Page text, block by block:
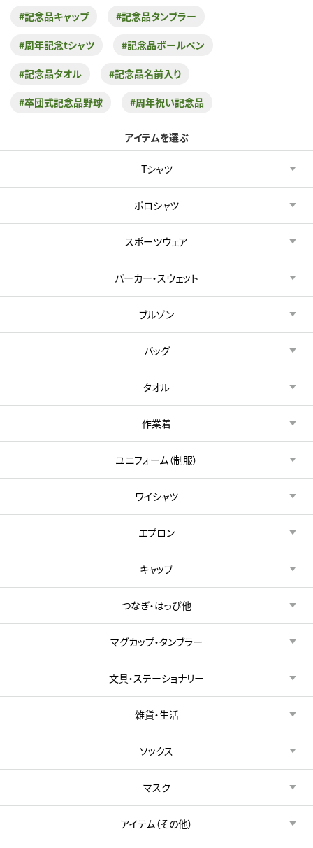
#記念品キャップ #記念品タンブラー
#周年記念tシャツ #記念品ボールペン
#記念品タオル #記念品名前入り
#卒団式記念品野球 #周年祝い記念品
アイテムを選ぶ
Tシャツ
ポロシャツ
スポーツウェア
パーカー・スウェット
ブルゾン
バッグ
タオル
作業着
ユニフォーム（制服）
ワイシャツ
エプロン
キャップ
つなぎ・はっぴ他
マグカップ・タンブラー
文具・ステーショナリー
雑貨・生活
ソックス
マスク
アイテム（その他）